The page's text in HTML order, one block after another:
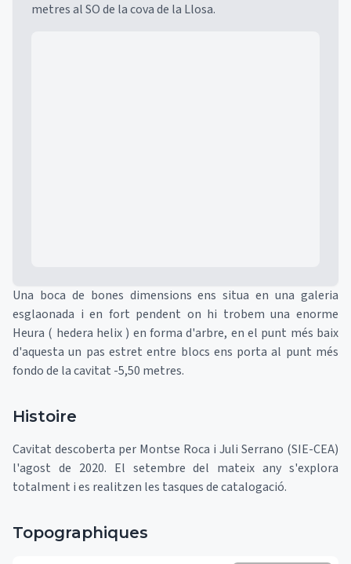
metres al SO de la cova de la Llosa.
Una boca de bones dimensions ens situa en una galeria
esglaonada i en fort pendent on hi trobem una enorme
Heura ( hedera helix ) en forma d'arbre, en el punt més baix
d'aquesta un pas estret entre blocs ens porta al punt més
fondo de la cavitat -5,50 metres.
Histoire
Cavitat descoberta per Montse Roca i Juli Serrano (SIE-CEA)
l'agost de 2020. El setembre del mateix any s'explora
totalment i es realitzen les tasques de catalogació.
Topographiques